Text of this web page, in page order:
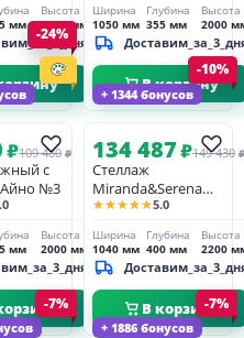
мм
Высота
1630 мм
Ширина
1050 мм
Глубина
355 мм
Высота
2000
В корзину
-24%
₽109 480 ₽
с
№3
мм
Высота
2000 мм
+ 1344 бонусов
-10%
134 487₽149 430 ₽
Стеллаж
Miranda&Serena
ST9130N
★★★★★5.0
Ширина
1040 мм
Глубина
400 мм
Высота
2200
В корзину
-7%
+ 1886 бонусов
-7%